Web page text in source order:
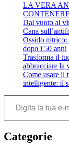
–
Michael
Jackson
LA VERA
Dal vuoto al
Cana
Ossido nitrico:
dopo i 50 anni
Trasforma il
abbracciare la
Come usare il
intelligente: il
Digita la tua e-mail...
Categorie